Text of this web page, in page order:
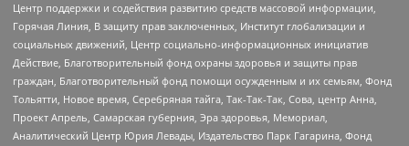
Центр поддержки и содействия развитию средств массовой информации,
Горячая Линия, В защиту прав заключенных, Институт глобализации и
социальных движений, Центр социально-информационных инициатив
Действие, Благотворительный фонд охраны здоровья и защиты прав
граждан, Благотворительный фонд помощи осужденным и их семьям, Фонд
Тольятти, Новое время, Серебряная тайга, Так-Так-Так, Сова, центр Анна,
Проект Апрель, Самарская губерния, Эра здоровья, Мемориал,
Аналитический Центр Юрия Левады, Издательство Парк Гагарина, Фонд